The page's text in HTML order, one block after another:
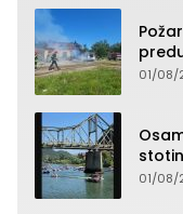
vatru
01/08/
01/08/